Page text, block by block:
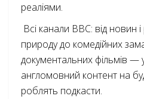
реаліями.
Всі канали BBC: від новин
природу до комедійних
документальних фільмів —
англомовний контент на
роблять подкасти.